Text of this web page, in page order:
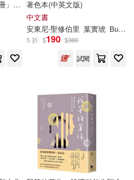
楊曉波（主編）(1)
編輯部(1)
輕舟(1)
社(1)
(1)
」，
典
豐
著色本(中英文版)
中文書
安東尼‧聖修伯里 葉實琥 Bunny
5 折 $190 $380
試閱